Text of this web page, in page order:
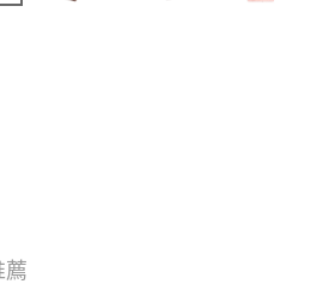
薦